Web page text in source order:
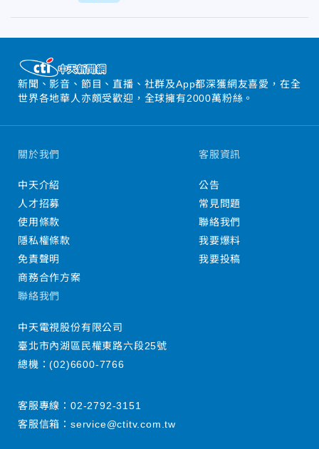
新聞、影音、節目、直播、社群及App都深獲網友喜愛，在全
世界各地華人亦頗受歡迎，全球擁有2000萬粉絲。
關於我們
中天介紹
人才招募
使用條款
隱私權條款
免責聲明
商務合作方案
客服資訊
公告
常見問題
聯絡我們
我要爆料
我要投稿
聯絡我們
中天電視股份有限公司
臺北市內湖區民權東路六段25號
總機：(02)6600-7766
客服專線： 02-2792-3151
客服信箱： service@ctitv.com.tw